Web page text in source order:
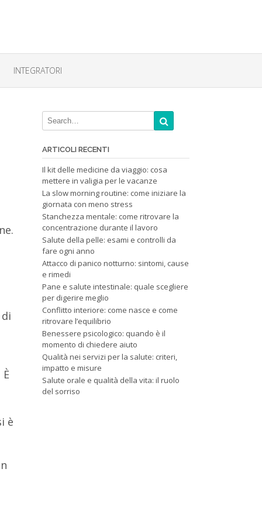
INTEGRATORI
è
ARTICOLI RECENTI
Il kit delle medicine da viaggio: cosa
mettere in valigia per le vacanze
La slow morning routine: come iniziare la
giornata con meno stress
Stanchezza mentale: come ritrovare la
concentrazione durante il lavoro
Salute della pelle: esami e controlli da
fare ogni anno
Attacco di panico notturno: sintomi, cause
e rimedi
Pane e salute intestinale: quale scegliere
per digerire meglio
Conflitto interiore: come nasce e come
ritrovare l’equilibrio
Benessere psicologico: quando è il
momento di chiedere aiuto
Qualità nei servizi per la salute: criteri,
impatto e misure
Salute orale e qualità della vita: il ruolo
del sorriso